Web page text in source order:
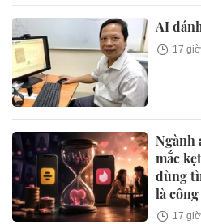
AI
17
Ngành
mắc
dùng
là
17